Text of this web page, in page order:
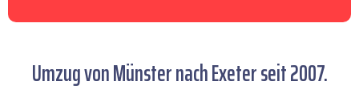
Umzug von Münster nach Exeter seit 2007.